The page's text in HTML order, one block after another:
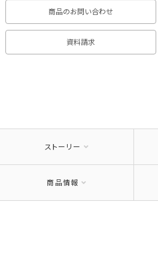
商品のお問い合わせ
資料請求
ストーリー
商品情報